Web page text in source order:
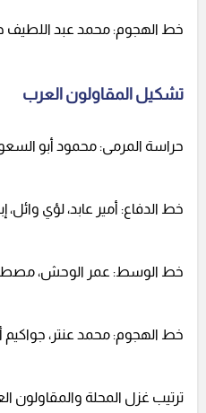
خط الهجوم: محمد عبد اللطيف
تشكيل المقاولون العرب
حراسة المرمى: محمود أبو
خط الدفاع: أمير عابد، لؤي وائل،
خط الوسط: عمر الوحش،
خط الهجوم: محمد عنتر، جواكيم
ترتيب غزل المحلة والمقاولون